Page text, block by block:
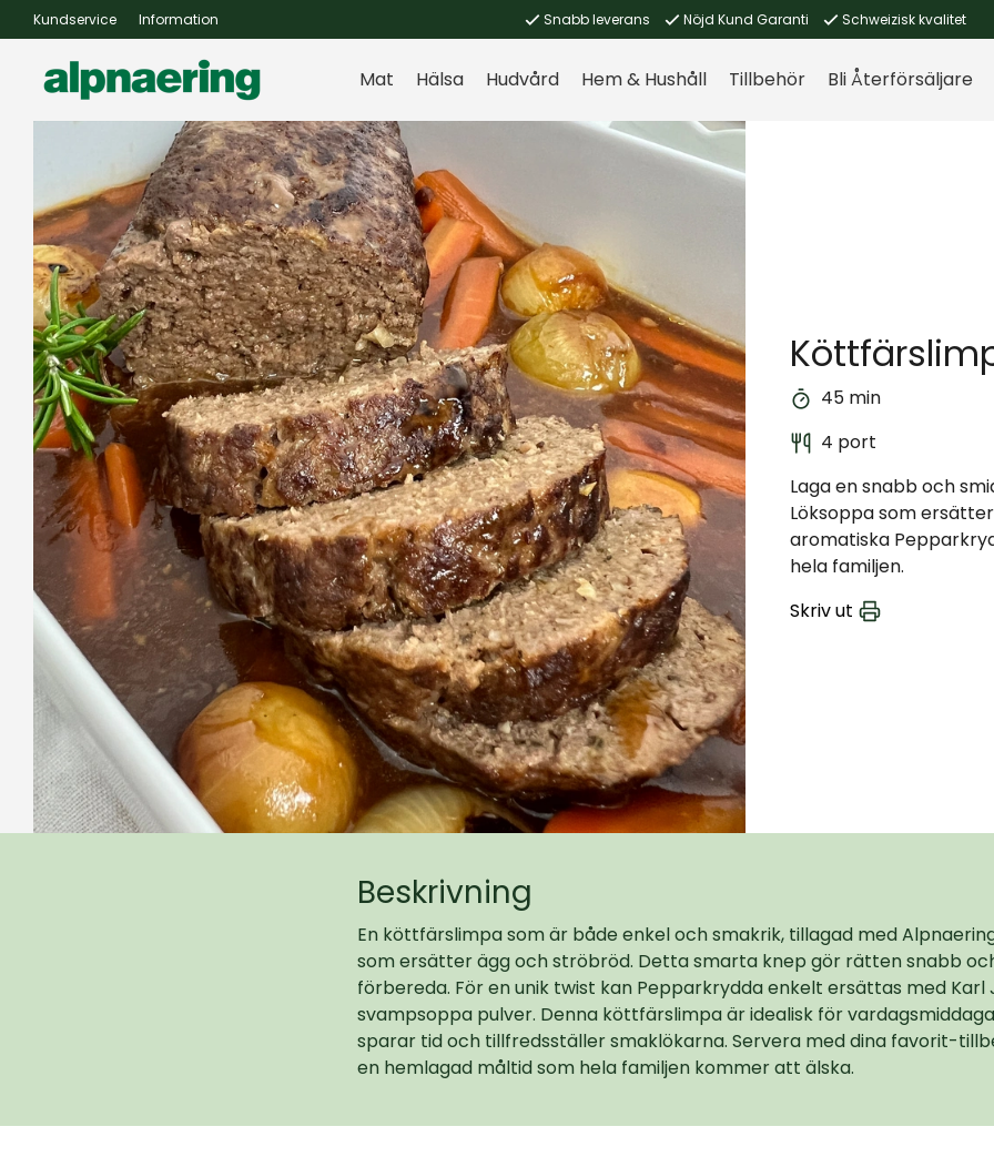
Kundservice Information Snabb leverans Nöjd Kund Garanti Schweizisk kvalitet
Mat Hälsa Hudvård Hem & Hushåll Tillbehör Bli Återförsäljare
45 min
4 port
Laga en snabb och
Löksoppa som
aromatiska
hela familjen.
Skriv ut
Beskrivning
En köttfärslimpa som är både enkel och smakrik, tillagad med
som ersätter ägg och ströbröd. Detta smarta knep gör rätten snabb
förbereda. För en unik twist kan Pepparkrydda enkelt ersättas med Karl
svampsoppa pulver. Denna köttfärslimpa är idealisk för
sparar tid och tillfredsställer smaklökarna. Servera med dina favorit-
en hemlagad måltid som hela familjen kommer att älska.